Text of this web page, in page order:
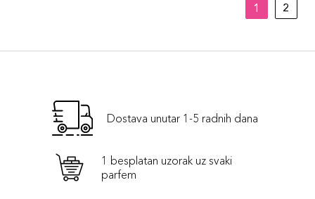
1 2
Dostava unutar 1-5 radnih dana
1 besplatan uzorak uz svaki
parfem